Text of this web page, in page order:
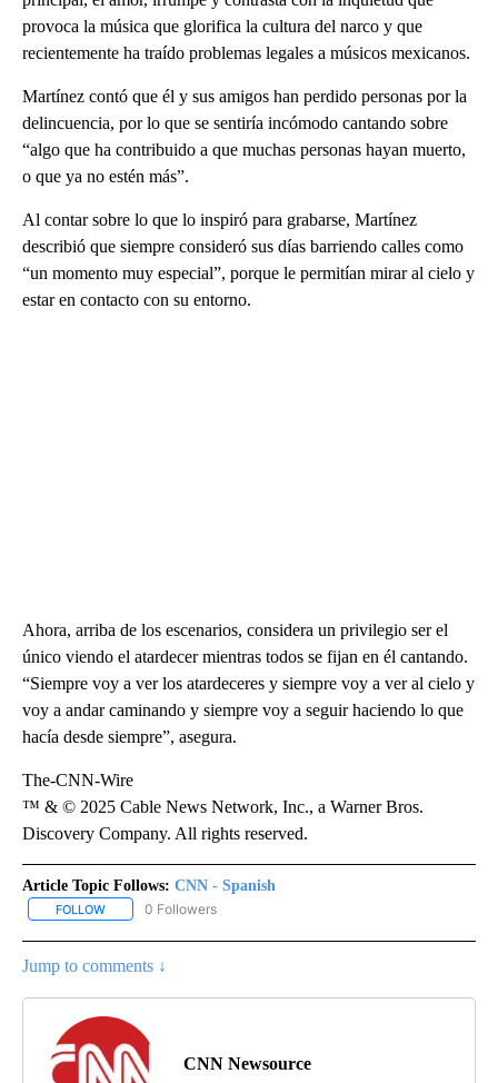
provoca la música que glorifica la cultura del narco y que
recientemente ha traído problemas legales a músicos mexicanos.
Martínez contó que él y sus amigos han perdido personas por la
delincuencia, por lo que se sentiría incómodo cantando sobre
“algo que ha contribuido a que muchas personas hayan muerto,
o que ya no estén más”.
Al contar sobre lo que lo inspiró para grabarse, Martínez
describió que siempre consideró sus días barriendo calles como
“un momento muy especial”, porque le permitían mirar al cielo y
estar en contacto con su entorno.
Ahora, arriba de los escenarios, considera un privilegio ser el
único viendo el atardecer mientras todos se fijan en él cantando.
“Siempre voy a ver los atardeceres y siempre voy a ver al cielo y
voy a andar caminando y siempre voy a seguir haciendo lo que
hacía desde siempre”, asegura.
The-CNN-Wire
™ & © 2025 Cable News Network, Inc., a Warner Bros.
Discovery Company. All rights reserved.
Article Topic Follows: CNN - Spanish
FOLLOW FOLLOW "CNN - SPANISH" TO RECEIVE NOTIFICATIONS ABOUT
0 Followers
Jump to comments ↓
CNN Newsource